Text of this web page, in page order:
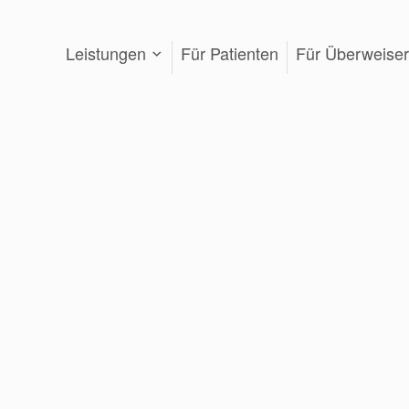
Leistungen Für Patienten Für Überweiser